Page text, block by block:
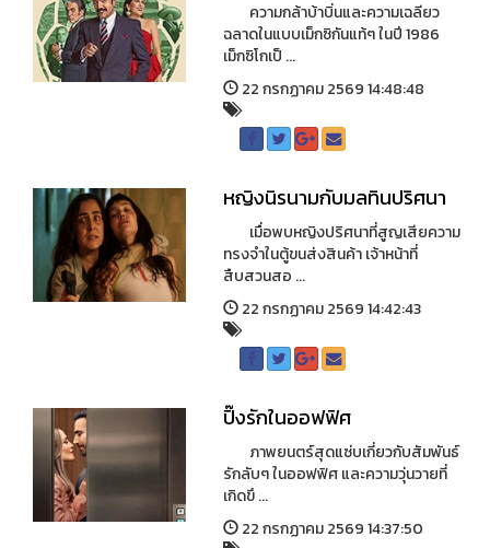
ความกล้าบ้าบิ่นและความเฉลียว
ฉลาดในแบบเม็กซิกันแท้ๆ ในปี 1986
เม็กซิโกเป็ ...
22 กรกฏาคม 2569 14:48:48
หญิงนิรนามกับมลทินปริศนา
เมื่อพบหญิงปริศนาที่สูญเสียความ
ทรงจำในตู้ขนส่งสินค้า เจ้าหน้าที่
สืบสวนสอ ...
22 กรกฏาคม 2569 14:42:43
ปิ๊งรักในออฟฟิศ
ภาพยนตร์สุดแซ่บเกี่ยวกับสัมพันธ์
รักลับๆ ในออฟฟิศ และความวุ่นวายที่
เกิดขึ ...
22 กรกฏาคม 2569 14:37:50